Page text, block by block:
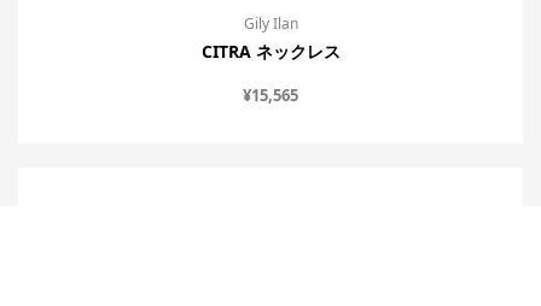
Gily Ilan
CITRA ネックレス
¥15,565